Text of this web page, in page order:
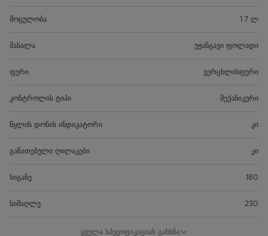
მოცულობა 1.7 ლ
მასალა უჟანგავი ფოლადი
ფერი ვერცხლისფერი
კონტროლის ტიპი მექანიკური
წყლის დონის ინდიკატორი კი
განათებული ღილაკები კი
სიგანე 180
სიმაღლე 230
ყველა სპეციფიკაციას გახსნა